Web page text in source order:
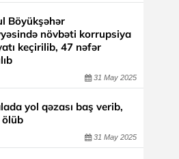
Böyükşəhər
növbəti korrupsiya
keçirilib, 47 nəfər
31 May 2025
yol qəzası baş verib,
31 May 2025